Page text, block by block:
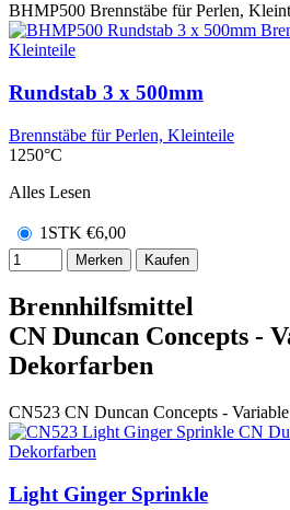
BHMP500 Brennstäbe für Perlen,
Rundstab 3 x 500mm
Brennstäbe für Perlen, Kleinteile
1250°C
Alles Lesen
1STK €6,00
Merken Kaufen
Brennhilfsmittel
CN Duncan Concepts -
Dekorfarben
CN523 CN Duncan Concepts -
Light Ginger Sprinkle